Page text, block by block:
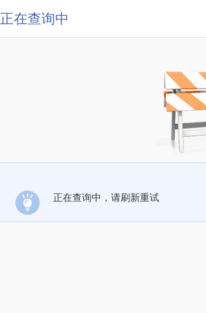
正在查询中
正在查询中，请刷新重试